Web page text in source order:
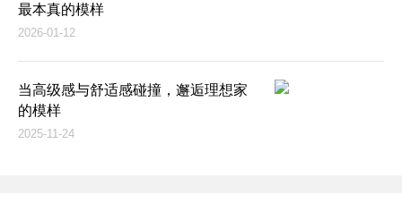
最本真的模样
2026-01-12
当高级感与舒适感碰撞，邂逅理想家
的模样
2025-11-24